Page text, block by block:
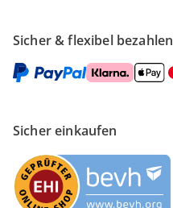
Sicher & flexibel bezahlen
Sicher einkaufen